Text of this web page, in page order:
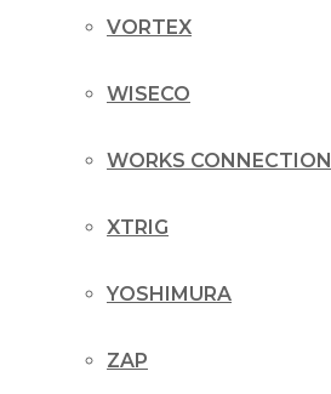
VORTEX
WISECO
WORKS CONNECTION
XTRIG
YOSHIMURA
ZAP